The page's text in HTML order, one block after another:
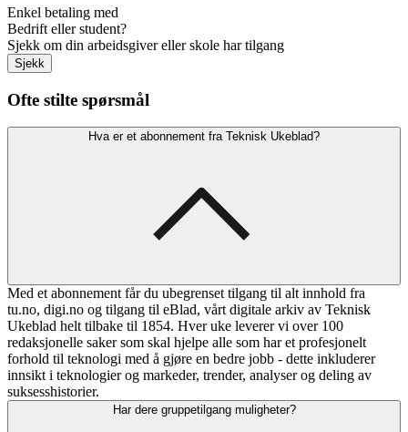
Enkel betaling med
Bedrift eller student?
Sjekk om din arbeidsgiver eller skole har tilgang
Sjekk
Ofte stilte spørsmål
Hva er et abonnement fra Teknisk Ukeblad?
Med et abonnement får du ubegrenset tilgang til alt innhold fra
tu.no, digi.no og tilgang til eBlad, vårt digitale arkiv av Teknisk
Ukeblad helt tilbake til 1854. Hver uke leverer vi over 100
redaksjonelle saker som skal hjelpe alle som har et profesjonelt
forhold til teknologi med å gjøre en bedre jobb - dette inkluderer
innsikt i teknologier og markeder, trender, analyser og deling av
suksesshistorier.
Har dere gruppetilgang muligheter?